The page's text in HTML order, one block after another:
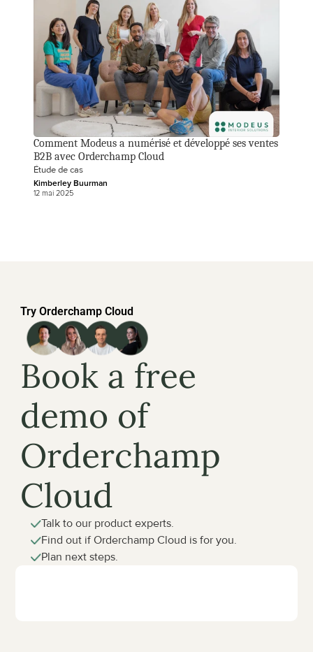
Comment Modeus a numérisé et développé ses ventes
B2B avec Orderchamp Cloud
Étude de cas
Kimberley Buurman
12 mai 2025
Try Orderchamp Cloud
Book a free
demo of
Orderchamp
Cloud
Talk to our product experts.
Find out if Orderchamp Cloud is for you.
Plan next steps.